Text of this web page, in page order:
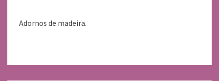
Adornos de madeira.